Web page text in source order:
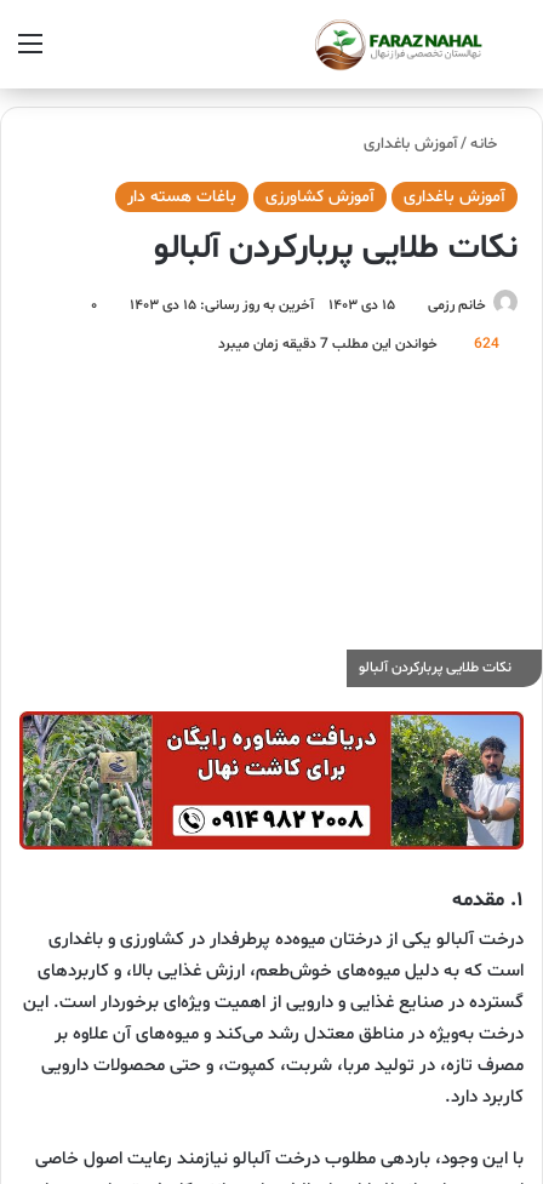
خانه/آموزش باغداری
آموزش باغداری آموزش کشاورزی باغات هسته دار
نکات طلایی پربارکردن آلبالو
خانم رزمی ۱۵ دی ۱۴۰۳ آخرین به روز رسانی: ۱۵ دی ۱۴۰۳
۰
624
خواندن این مطلب 7 دقیقه زمان میبرد
نکات طلایی پربارکردن آلبالو
۱. مقدمه
درخت آلبالو یکی از درختان میوه‌ده پرطرفدار در کشاورزی و باغداری
است که به دلیل میوه‌های خوش‌طعم، ارزش غذایی بالا، و کاربردهای
گسترده در صنایع غذایی و دارویی از اهمیت ویژه‌ای برخوردار است. این
درخت به‌ویژه در مناطق معتدل رشد می‌کند و میوه‌های آن علاوه بر
مصرف تازه، در تولید مربا، شربت، کمپوت، و حتی محصولات دارویی
کاربرد دارد.
با این وجود، باردهی مطلوب درخت آلبالو نیازمند رعایت اصول خاصی